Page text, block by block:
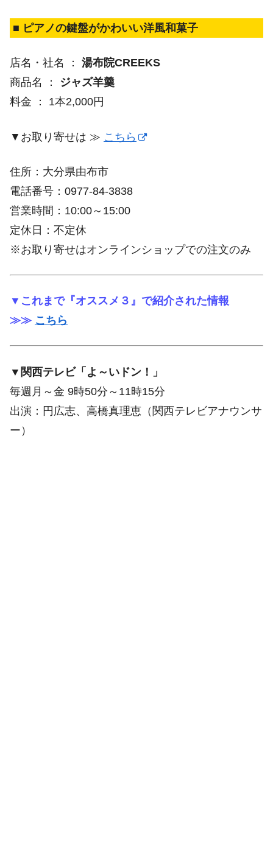
■ ピアノの鍵盤がかわいい洋風和菓子
店名・社名 ： 湯布院CREEKS
商品名 ： ジャズ羊羹
料金 ： 1本2,000円
▼お取り寄せは ≫ こちら
住所：大分県由布市
電話番号：0977-84-3838
営業時間：10:00～15:00
定休日：不定休
※お取り寄せはオンラインショップでの注文のみ
▼これまで『オススメ３』で紹介された情報
≫≫ こちら
▼関西テレビ「よ～いドン！」
毎週月～金 9時50分～11時15分
出演：円広志、高橋真理恵（関西テレビアナウンサ
ー）